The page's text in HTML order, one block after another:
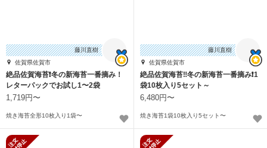
藤川直樹
佐賀県佐賀市
絶品佐賀海苔❗️冬の新海苔一番摘み！
レターパックでお試し1〜2袋
1,719円〜
焼き海苔全形10枚入り1袋〜
藤川直樹
佐賀県佐賀市
絶品佐賀海苔‼️冬の新海苔一番摘み❗️1
袋10枚入り5セット～
6,480円〜
焼き海苔1袋10枚入り5セット〜